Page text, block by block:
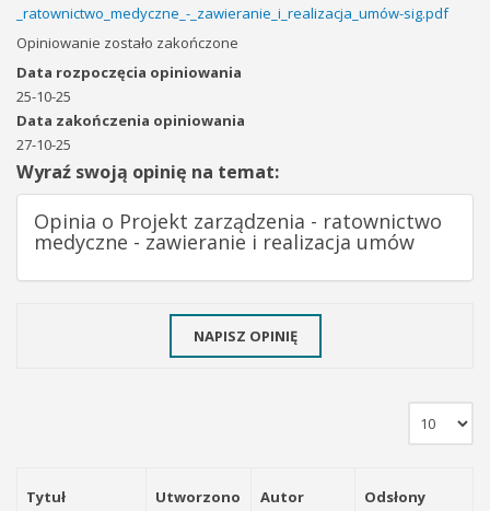
_ratownictwo_medyczne_-_zawieranie_i_realizacja_umów-sig.pdf
Opiniowanie zostało zakończone
Data rozpoczęcia opiniowania
25-10-25
Data zakończenia opiniowania
27-10-25
Wyraź swoją opinię na temat:
Opinia o Projekt zarządzenia - ratownictwo
medyczne - zawieranie i realizacja umów
NAPISZ OPINIĘ
Tytuł Utworzono Autor Odsłony